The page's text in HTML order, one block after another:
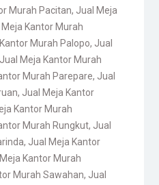
Murah Pacitan, Jual Meja
Kantor Murah
Murah Palopo, Jual
Jual Meja Kantor Murah
Murah Parepare, Jual
, Jual Meja Kantor
Kantor Murah
Murah Rungkut, Jual
, Jual Meja Kantor
Kantor Murah
Murah Sawahan, Jual